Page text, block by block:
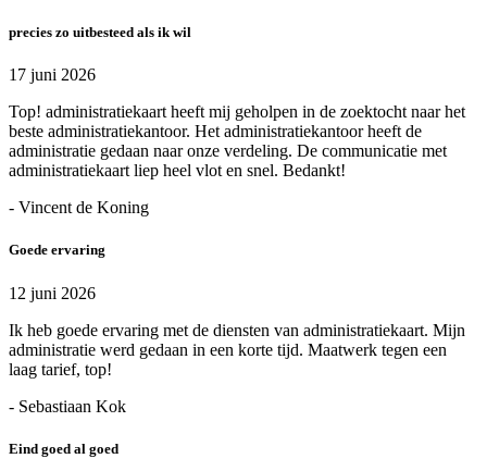
precies zo uitbesteed als ik wil
17 juni 2026
Top! administratiekaart heeft mij geholpen in de zoektocht naar het
beste administratiekantoor. Het administratiekantoor heeft de
administratie gedaan naar onze verdeling. De communicatie met
administratiekaart liep heel vlot en snel. Bedankt!
- Vincent de Koning
Goede ervaring
12 juni 2026
Ik heb goede ervaring met de diensten van administratiekaart. Mijn
administratie werd gedaan in een korte tijd. Maatwerk tegen een
laag tarief, top!
- Sebastiaan Kok
Eind goed al goed